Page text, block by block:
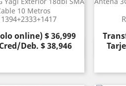
10 Metros
online) $ 36,999
Deb. $ 38,946
Vista rápida
Precio